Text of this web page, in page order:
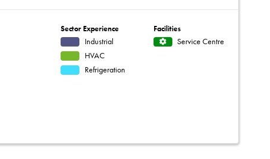
Sector Experience
Industrial
HVAC
Refrigeration
Facilities
Service Centre